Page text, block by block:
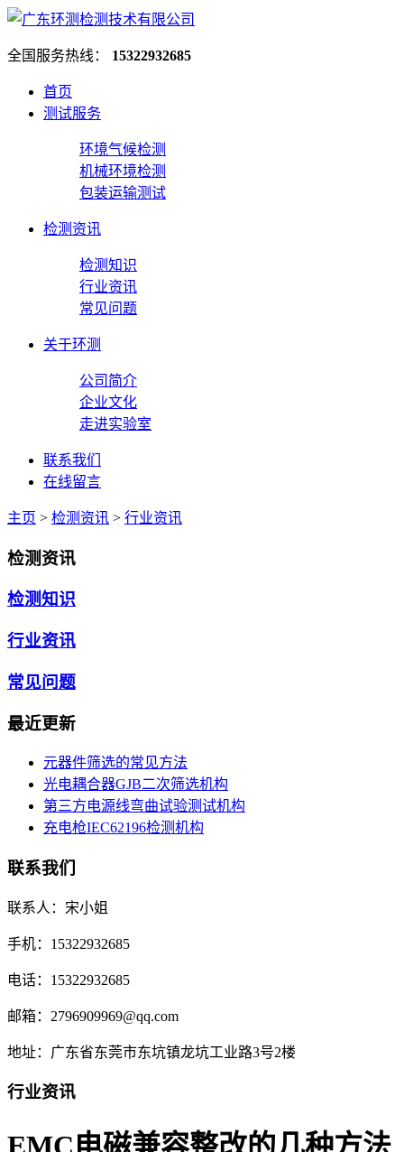
全国服务热线： 15322932685
首页
测试服务
环境气候检测
机械环境检测
包装运输测试
检测资讯
检测知识
行业资讯
常见问题
关于环测
公司简介
企业文化
走进实验室
联系我们
在线留言
主页 > 检测资讯 > 行业资讯
检测资讯
检测知识
行业资讯
常见问题
最近更新
元器件筛选的常见方法
光电耦合器GJB二次筛选机构
第三方电源线弯曲试验测试机构
充电枪IEC62196检测机构
联系我们
联系人：宋小姐
手机：15322932685
电话：15322932685
邮箱：2796909969@qq.com
地址：广东省东莞市东坑镇龙坑工业路3号2楼
行业资讯